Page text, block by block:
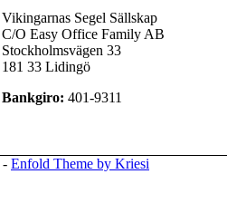
Vikingarnas Segel Sällskap
C/O Easy Office Family AB
Stockholmsvägen 33
181 33 Lidingö
Bankgiro: 401-9311
- Enfold Theme by Kriesi